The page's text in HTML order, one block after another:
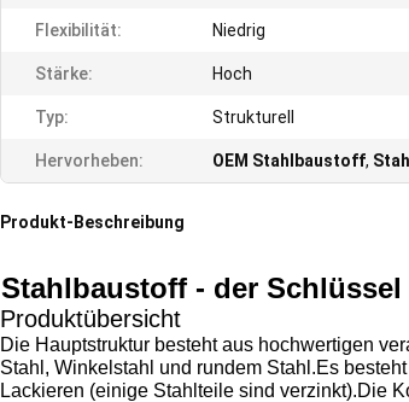
Flexibilität: Niedrig
Stärke: Hoch
Typ: Strukturell
Hervorheben: OEM Stahlbaustoff,
Produkt-Beschreibung
Stahlbaustoff - der
Produktübersicht
Die Hauptstruktur besteht aus hochwertigen
Stahl, Winkelstahl und rundem Stahl.Es
Lackieren (einige Stahlteile sind verzinkt).Die